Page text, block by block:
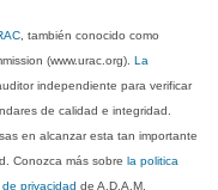
, también conocido como
(www.urac.org).La
independiente para verificar
de calidad e integridad.
en alcanzar esta tan importante
Conozca más sobrela politica
privacidad de A.D.A.M.